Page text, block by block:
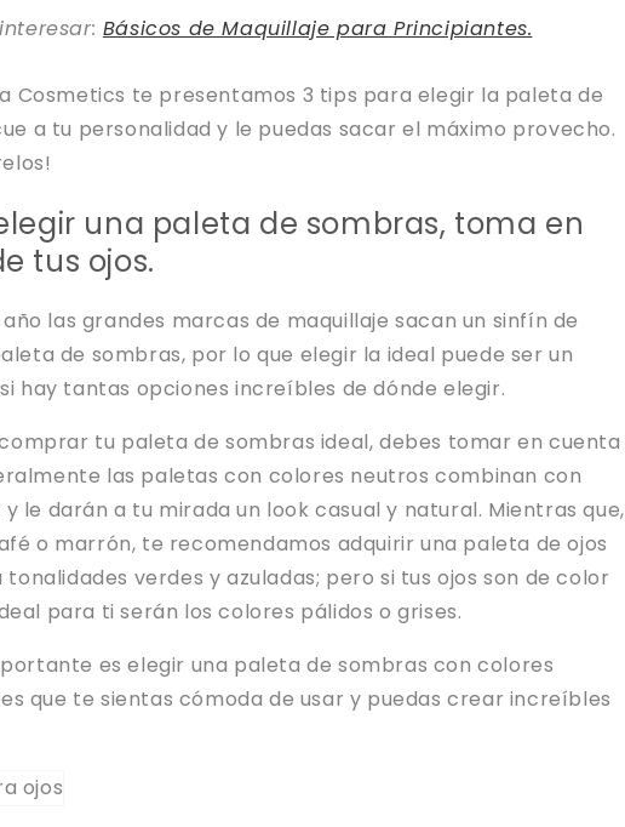
Básicos de Maquillaje para Principiantes.
Cosmetics te presentamos 3 tips para elegir la paleta de
a tu personalidad y le puedas sacar el máximo provecho.
una paleta de sombras, toma en
tus ojos.
las grandes marcas de maquillaje sacan un sinfín de
de sombras, por lo que elegir la ideal puede ser un
hay tantas opciones increíbles de dónde elegir.
tu paleta de sombras ideal, debes tomar en cuenta
las paletas con colores neutros combinan con
le darán a tu mirada un look casual y natural. Mientras que,
o marrón, te recomendamos adquirir una paleta de ojos
verdes y azuladas; pero si tus ojos son de color
para ti serán los colores pálidos o grises.
es elegir una paleta de sombras con colores
que te sientas cómoda de usar y puedas crear increíbles